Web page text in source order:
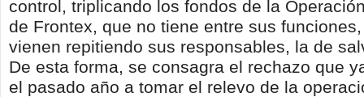
control, triplicando los fondos de la
de Frontex, que no tiene entre sus
vienen repitiendo sus responsables, la de
De esta forma, se consagra el rechazo que
el pasado año a tomar el relevo de la